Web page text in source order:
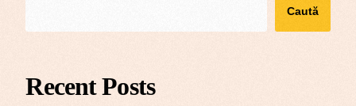
Caută
Recent Posts